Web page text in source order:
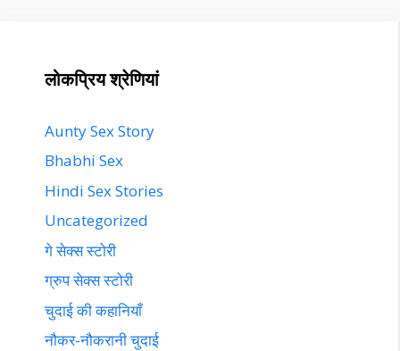
लोकप्रिय श्रेणियां
Aunty Sex Story
Bhabhi Sex
Hindi Sex Stories
Uncategorized
गे सेक्स स्टोरी
ग्रुप सेक्स स्टोरी
चुदाई की कहानियाँ
नौकर-नौकरानी चुदाई